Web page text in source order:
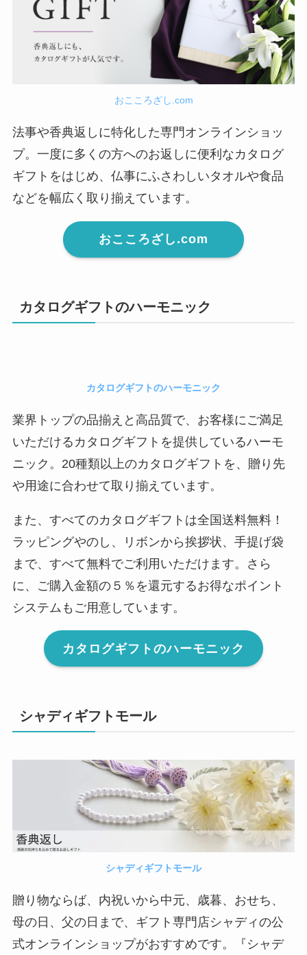
おこころざし.com
法事や香典返しに特化した専門オンラインショッ
プ。一度に多くの方へのお返しに便利なカタログ
ギフトをはじめ、仏事にふさわしいタオルや食品
などを幅広く取り揃えています。
おこころざし.com
カタログギフトのハーモニック
カタログギフトのハーモニック
業界トップの品揃えと高品質で、お客様にご満足
いただけるカタログギフトを提供しているハーモ
ニック。20種類以上のカタログギフトを、贈り先
や用途に合わせて取り揃えています。
また、すべてのカタログギフトは全国送料無料！
ラッピングやのし、リボンから挨拶状、手提げ袋
まで、すべて無料でご利用いただけます。さら
に、ご購入金額の５％を還元するお得なポイント
システムもご用意しています。
カタログギフトのハーモニック
シャディギフトモール
シャディギフトモール
贈り物ならば、内祝いから中元、歳暮、おせち、
母の日、父の日まで、ギフト専門店シャディの公
式オンラインショップがおすすめです。『シャデ